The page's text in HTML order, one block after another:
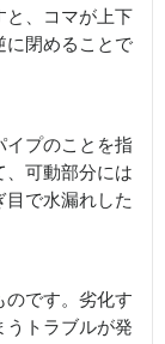
と、コマが上下
に閉めることで
イプのことを指
、可動部分には
目で水漏れした
のです。劣化す
うトラブルが発